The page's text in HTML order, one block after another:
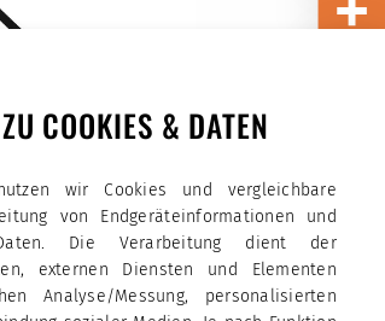
COOKIES & DATEN
wir Cookies und vergleichbare
von Endgeräteinformationen und
Daten. Die Verarbeitung dient der
externen Diensten und Elementen
Analyse/Messung, personalisierten